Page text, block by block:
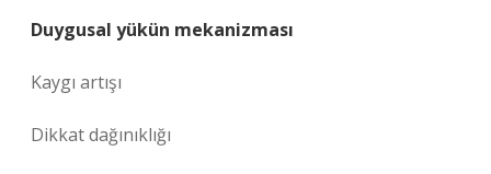
Duygusal yükün mekanizması
Kaygı artışı
Dikkat dağınıklığı